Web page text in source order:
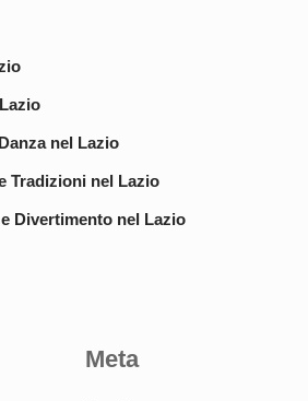
nel Lazio
Tradizioni nel Lazio
Divertimento nel Lazio
Meta